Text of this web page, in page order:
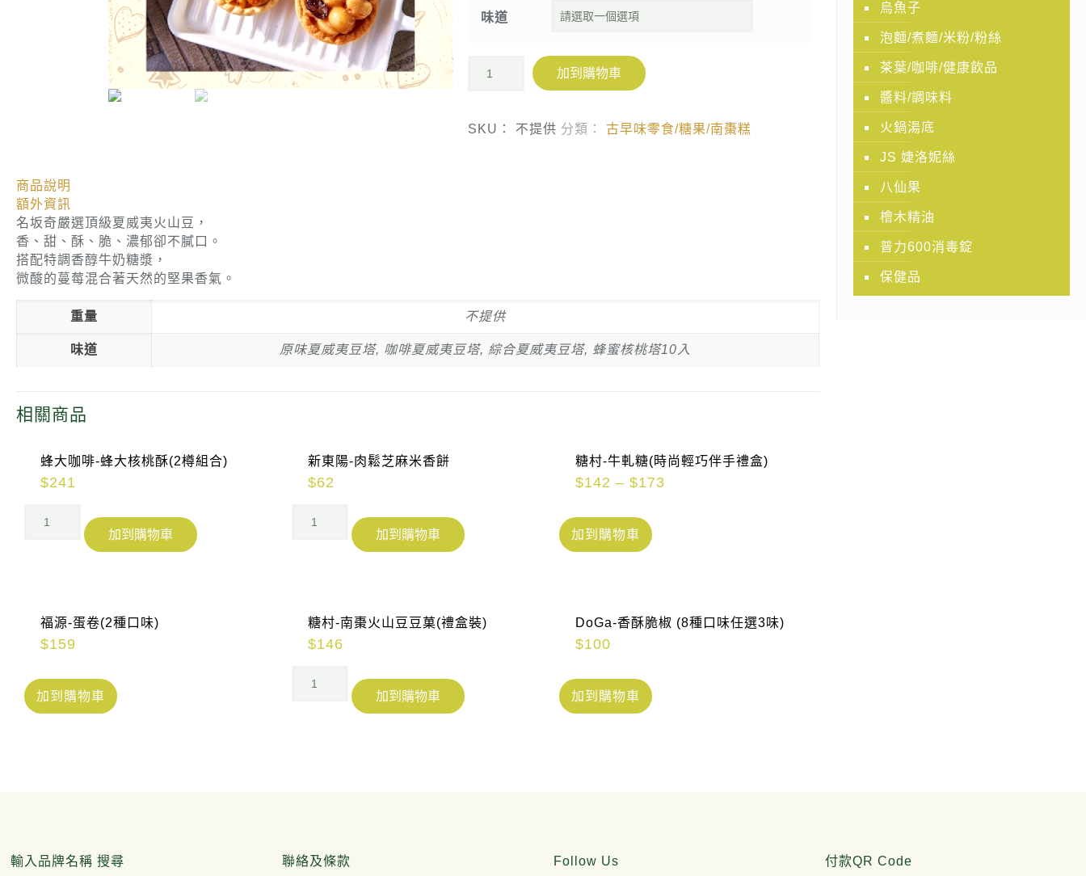
味道
加到購物車
SKU： 不提供 分類： 古早味零食/糖果/南棗糕
商品說明
額外資訊
名坂奇嚴選頂級夏威夷火山豆，
香、甜、酥、脆、濃郁卻不膩口。
搭配特調香醇牛奶糖漿，
微酸的蔓莓混合著天然的堅果香氣。
重量 不提供
味道 原味夏威夷豆塔, 咖啡夏威夷豆塔, 綜合夏威夷豆塔, 蜂蜜核桃塔10入
相關商品
蜂大咖啡-蜂大核桃酥(2樽組合)
$241
加到購物車
新東陽-肉鬆芝麻米香餅
$62
加到購物車
糖村-牛軋糖(時尚輕巧伴手禮盒)
$142 –$173
加到購物車
福源-蛋卷(2種口味)
$159
加到購物車
糖村-南棗火山豆豆菓(禮盒裝)
$146
加到購物車
DoGa-香酥脆椒 (8種口味任選3味)
$100
加到購物車
烏魚子
泡麵/煮麵/米粉/粉絲
茶葉/咖啡/健康飲品
醬料/調味料
火鍋湯底
JS 婕洛妮絲
八仙果
檜木精油
普力600消毒錠
保健品
輸入品牌名稱 搜尋 聯絡及條款 Follow Us 付款QR Code